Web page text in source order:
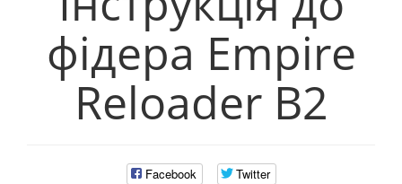
фідера Empire
Reloader B2
Facebook Twitter